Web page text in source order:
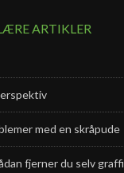
ARTIKLER
med en skråpude
fjerner du selv